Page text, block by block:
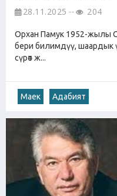
28.11.2025 204
Орхан Памук 1952-жылы
бери билимдүү, шаардык
сүрөт ж...
Маек Адабият